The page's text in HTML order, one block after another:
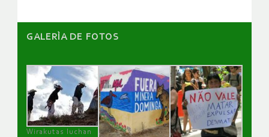
GALERÌA DE FOTOS
Wirakutas luchan